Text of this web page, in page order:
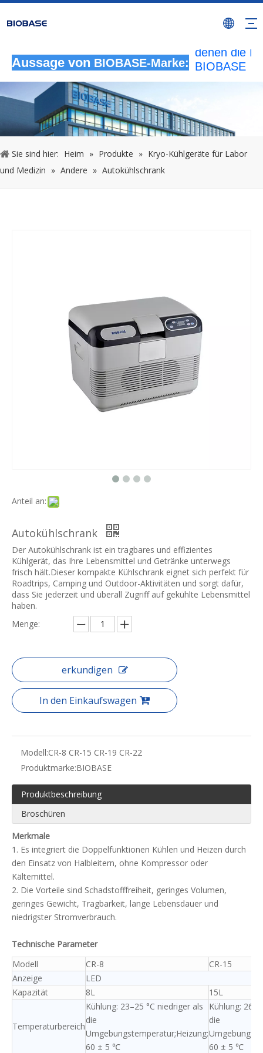
Aussage von BIOBASE-Marke:
Alle nicht
autorisierten
denen die
BIOBASE
Verletzung
wird die
Sie sind hier: Heim » Produkte » Kryo-Kühlgeräte für Labor
und Medizin » Andere » Autokühlschrank
Anteil an:
Autokühlschrank
Der Autokühlschrank ist ein tragbares und effizientes
Kühlgerät, das Ihre Lebensmittel und Getränke unterwegs
frisch hält.Dieser kompakte Kühlschrank eignet sich perfekt für
Roadtrips, Camping und Outdoor-Aktivitäten und sorgt dafür,
dass Sie jederzeit und überall Zugriff auf gekühlte Lebensmittel
haben.
Menge:
erkundigen
In den Einkaufswagen
Modell:CR-8 CR-15 CR-19 CR-22
Produktmarke:BIOBASE
Produktbeschreibung
Broschüren
Merkmale
1. Es integriert die Doppelfunktionen Kühlen und Heizen durch
den Einsatz von Halbleitern, ohne Kompressor oder
Kältemittel.
2. Die Vorteile sind Schadstofffreiheit, geringes Volumen,
geringes Gewicht, Tragbarkeit, lange Lebensdauer und
niedrigster Stromverbrauch.
Technische Parameter
Modell
CR-8
CR-15
Anzeige
LED
Kapazität
8L 15L
Temperaturbereich
Kühlung: 23–25 °C niedriger als
die
Umgebungstemperatur;Heizung:
60 ± 5 ℃
Kühlung:
die
60 ± 5 ℃